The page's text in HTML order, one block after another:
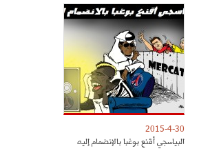
2015-4-30
البياسجي أقنع بوغبا بالإنضمام إليه